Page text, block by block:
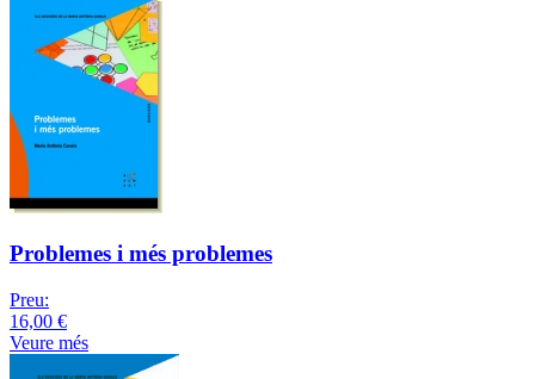
Problemes i més problemes
Preu:
16,00 €
Veure més